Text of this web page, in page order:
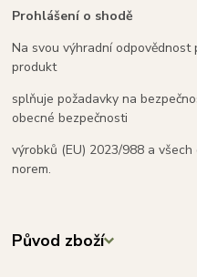
Prohlášení o shodě
Na svou výhradní odpovědnost
produkt
splňuje požadavky na
obecné bezpečnosti
výrobků (EU) 2023/988 a
norem.
Původ zboží